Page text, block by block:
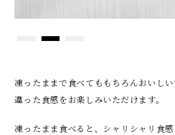
凍ったままで食べてももちろんおいし
違った食感をお楽しみいただけます。
凍ったまま食べると、シャリシャリ食